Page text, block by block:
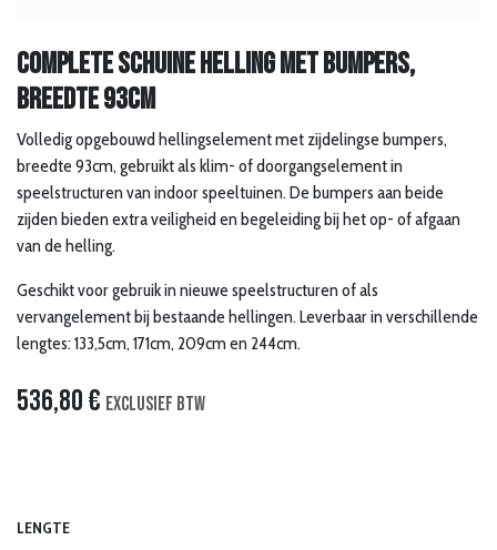
Complete schuine helling met bumpers,
breedte 93cm
Volledig opgebouwd hellingselement met zijdelingse bumpers,
breedte 93cm, gebruikt als klim- of doorgangselement in
speelstructuren van indoor speeltuinen. De bumpers aan beide
zijden bieden extra veiligheid en begeleiding bij het op- of afgaan
van de helling.
Geschikt voor gebruik in nieuwe speelstructuren of als
vervangelement bij bestaande hellingen. Leverbaar in verschillende
lengtes: 133,5cm, 171cm, 209cm en 244cm.
536,80€ Exclusief btw
LENGTE